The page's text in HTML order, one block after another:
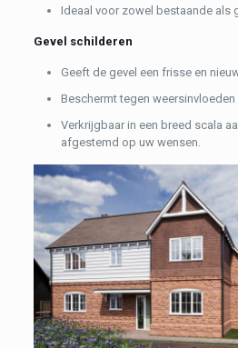
Ideaal voor zowel bestaande als
Gevel schilderen
Geeft de gevel een frisse en
Beschermt tegen
Verkrijgbaar in een breed scala
afgestemd op uw wensen.